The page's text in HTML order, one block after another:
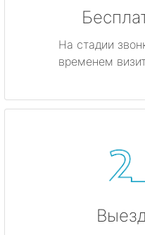
На стадии
временем